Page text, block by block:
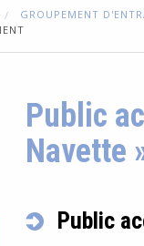
GROUPEMENT
Public
Navette
Public